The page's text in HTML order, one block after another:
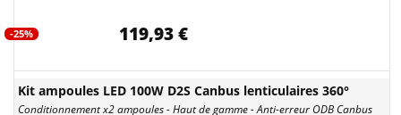
-25% 119,93 €
Kit ampoules LED 100W D2S Canbus lenticulaires 360°
Conditionnement x2 ampoules - Haut de gamme - Anti-erreur ODB Canbus